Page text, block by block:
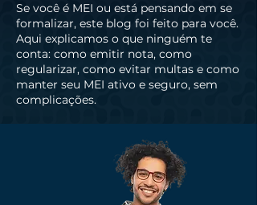
Se você é MEI ou está pensando em se
formalizar, este blog foi feito para você.
Aqui explicamos o que ninguém te
conta: como emitir nota, como
regularizar, como evitar multas e como
manter seu MEI ativo e seguro, sem
complicações.